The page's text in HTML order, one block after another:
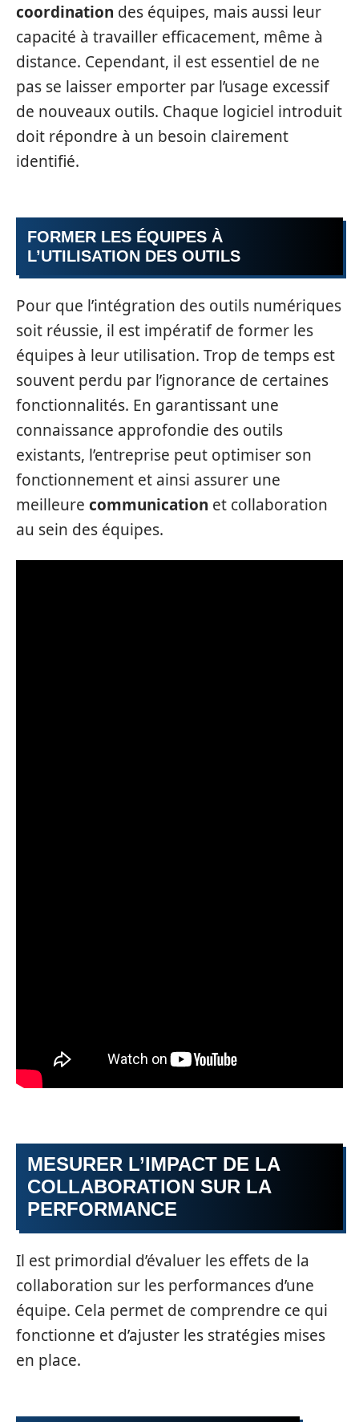
coordination des équipes, mais aussi leur
capacité à travailler efficacement, même à
distance. Cependant, il est essentiel de ne
pas se laisser emporter par l’usage excessif
de nouveaux outils. Chaque logiciel introduit
doit répondre à un besoin clairement
identifié.
FORMER LES ÉQUIPES À
L’UTILISATION DES OUTILS
Pour que l’intégration des outils numériques
soit réussie, il est impératif de former les
équipes à leur utilisation. Trop de temps est
souvent perdu par l’ignorance de certaines
fonctionnalités. En garantissant une
connaissance approfondie des outils
existants, l’entreprise peut optimiser son
fonctionnement et ainsi assurer une
meilleure communication et collaboration
au sein des équipes.
MESURER L’IMPACT DE LA
COLLABORATION SUR LA
PERFORMANCE
Il est primordial d’évaluer les effets de la
collaboration sur les performances d’une
équipe. Cela permet de comprendre ce qui
fonctionne et d’ajuster les stratégies mises
en place.